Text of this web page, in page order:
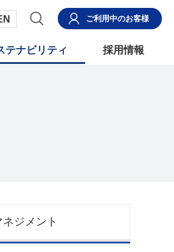
ご利用中のお客様
テナビリティ 採用情報
ネジメント